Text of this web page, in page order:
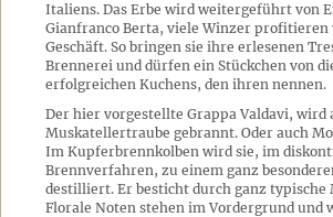
Italiens. Das Erbe wird weitergeführt von
Gianfranco Berta, viele Winzer profitieren
Geschäft. So bringen sie ihre erlesenen
Brennerei und dürfen ein Stückchen von
erfolgreichen Kuchens, den ihren nennen.
Der hier vorgestellte Grappa Valdavi, wird
Muskatellertraube gebrannt. Oder auch
Im Kupferbrennkolben wird sie, im
Brennverfahren, zu einem ganz
destilliert. Er besticht durch ganz typische
Florale Noten stehen im Vordergrund und